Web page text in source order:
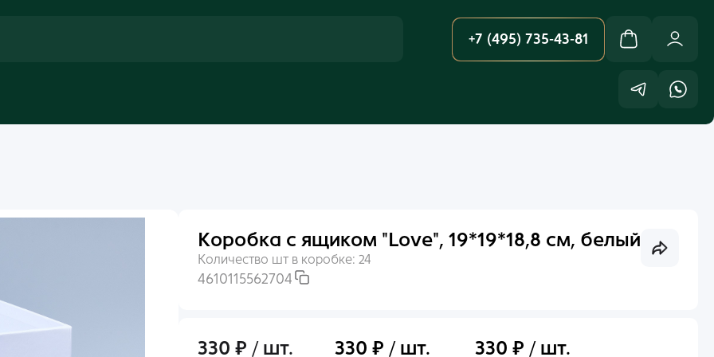
+7 (495) 735-43-81
Коробка с ящиком "Love", 19*19*18,8 см, белый
Количество шт в коробке: 24
4610115562704
330 ₽ / шт. 330 ₽ / шт. 330 ₽ / шт.